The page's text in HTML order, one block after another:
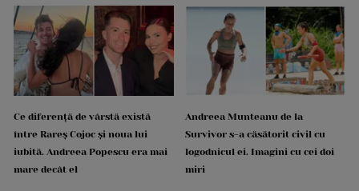
Ce diferență de vârstă există
între Rareș Cojoc și noua lui
iubită. Andreea Popescu era mai
mare decât el
Andreea Munteanu de la
Survivor s-a căsătorit civil cu
logodnicul ei. Imagini cu cei doi
miri